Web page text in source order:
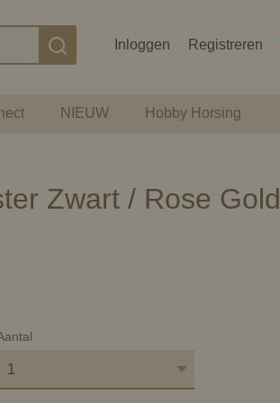
Inloggen Registreren
NIEUW Hobby Horsing
Zwart / Rose Gold